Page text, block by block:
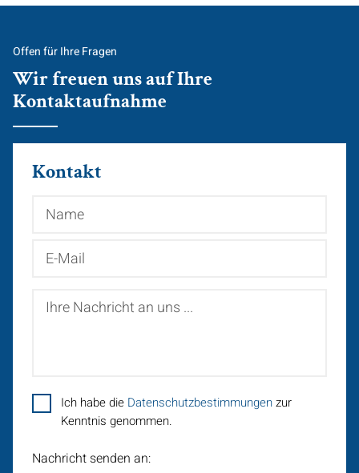
Offen für Ihre Fragen
Wir freuen uns auf Ihre
Kontaktaufnahme
Kontakt
Mail
Nachricht
Ich habe die Datenschutzbestimmungenzur
Kenntnis genommen.
Nachricht senden an: